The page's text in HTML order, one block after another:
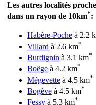
Les autres localités
dans un rayon de 10km*:
Habère-Poche à 2.2
Villard à 2.6 km*
Burdignin à 3.1 km*
Boëge à 4.2 km*
Mégevette à 4.5 km*
Bogève à 4.5 km*
Fessy à 5.3 km*